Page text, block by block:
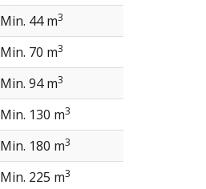
Min. 44 m3
Min. 70 m3
Min. 94 m3
Min. 130 m3
Min. 180 m3
Min. 225 m3